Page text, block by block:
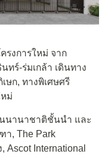
รงการใหม่ จาก
ทร์-ร่มเกล้า เดินทาง
ษก, ทางพิเศษศรี
ม่
นนานาชาติชั้นนำ และ
า, The Park
Ascot International